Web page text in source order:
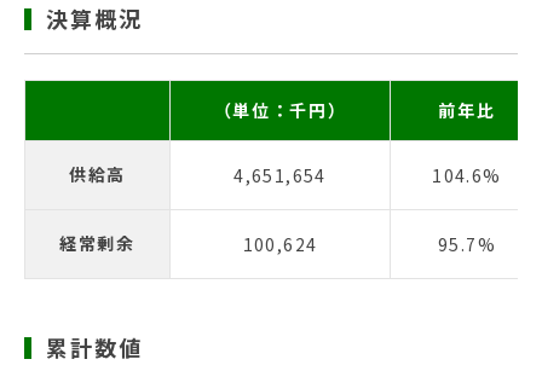
決算概況
（単位：千円） 前年比
供給高 4,651,654 104.6%
経常剰余 100,624 95.7%
累計数値